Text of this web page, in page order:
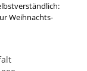
Weihnachts-